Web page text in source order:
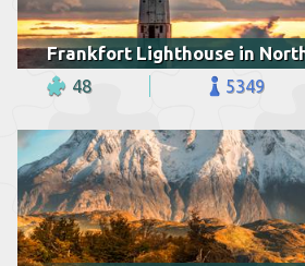
Frankfort Lighthouse in
48 5349